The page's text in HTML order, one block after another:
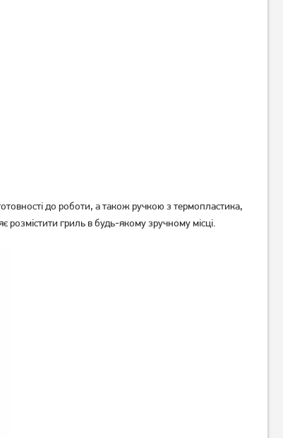
до роботи, а також ручкою з термопластика,
гриль в будь-якому зручному місці.